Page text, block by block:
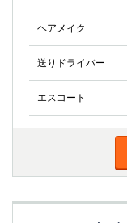
ヘアメイク
送りドライバー
エスコート